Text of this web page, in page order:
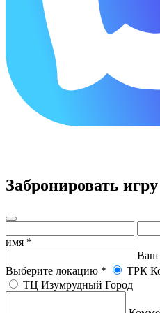
Забронировать игру
имя *
Ваш
Выберите локацию *
ТРК
ТЦ Изумрудный Город